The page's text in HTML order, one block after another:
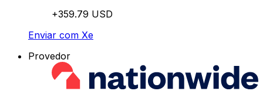
+359.79 USD
Enviar com Xe
Provedor